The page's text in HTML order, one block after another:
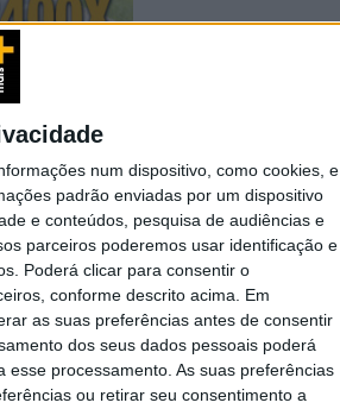
num dispositivo, como cookies, e
padrão enviadas por um dispositivo
e conteúdos, pesquisa de audiências e
parceiros poderemos usar identificação e
Poderá clicar para consentir o
conforme descrito acima. Em
as suas preferências antes de consentir
dos seus dados pessoais poderá
processamento. As suas preferências
ou retirar seu consentimento a